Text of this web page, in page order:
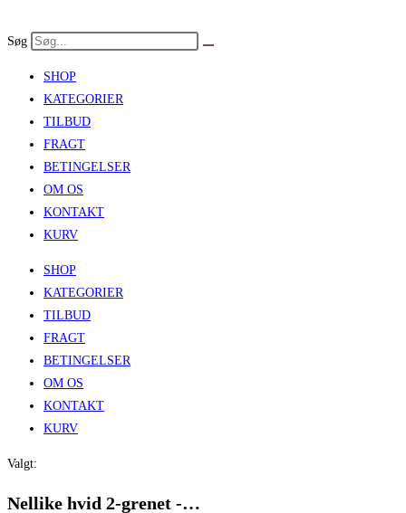
to
Søg
SHOP
KATEGORIER
TILBUD
FRAGT
BETINGELSER
OM OS
KONTAKT
KURV
SHOP
KATEGORIER
TILBUD
FRAGT
BETINGELSER
OM OS
KONTAKT
KURV
Valgt:
Nellike hvid 2-grenet -…